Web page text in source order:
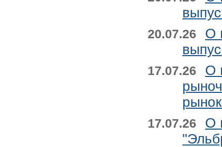
20.07.26
О
17.07.26
О
17.07.26
О